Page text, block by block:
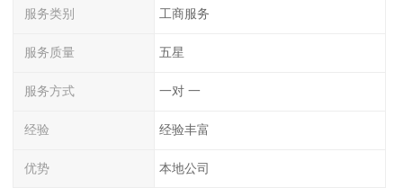
服务类别 工商服务
服务质量 五星
服务方式 一对 一
经验 经验丰富
优势 本地公司